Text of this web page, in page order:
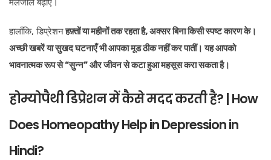
हालाँकि, डिप्रेशनहफ़्तों या महीनों तक रहता है, अक्सर बिना किसी स्पष्ट कारण के।
अच्छी खबरें या सुखद घटनाएँ भी आपका मूड ठीक नहीं कर पातीं। यह आपको
भावनात्मक रूप से “सुन्न” और जीवन से कटा हुआ महसूस करा सकता है।
होम्योपैथी डिप्रेशन में कैसे मदद करती है? | How
Does Homeopathy Help in Depression in
Hindi?